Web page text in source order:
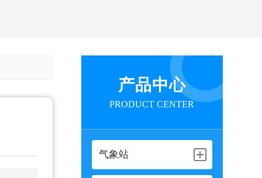
产品中心
PRODUCT CENTER
气象站